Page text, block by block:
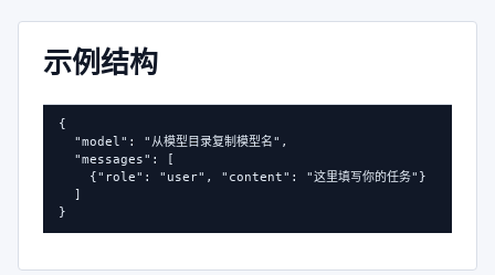
示例结构
{
  "model": "从模型目录复制模型名",
  "messages": [
    {"role": "user", "content": "这里填写你的任务"}
  ]
}